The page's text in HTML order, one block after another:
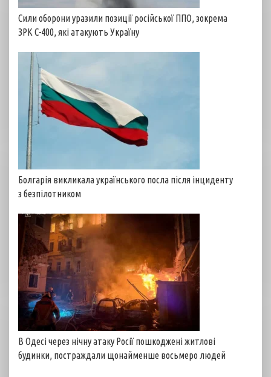
Сили оборони уразили позиції російської ППО, зокрема
ЗРК С-400, які атакують Україну
Болгарія викликала українського посла після інциденту
з безпілотником
В Одесі через нічну атаку Росії пошкоджені житлові
будинки, постраждали щонайменше восьмеро людей